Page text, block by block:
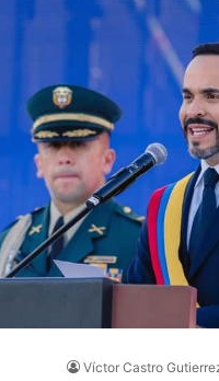
Víctor Castro